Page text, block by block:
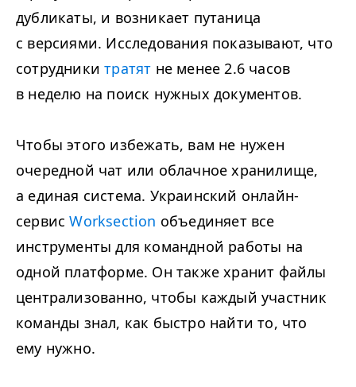
дубликаты, и возникает путаница
с версиями. Исследования показывают, что
сотрудникитратят не менее 2.6 часов
в неделю на поиск нужных документов.
Чтобы этого избежать, вам не нужен
очередной чат или облачное хранилище,
а единая система. Украинский онлайн-
сервисWork­sec­tion объединяет все
инструменты для командной работы на
одной платформе. Он также хранит файлы
централизованно, чтобы каждый участник
команды знал, как быстро найти то, что
ему нужно.